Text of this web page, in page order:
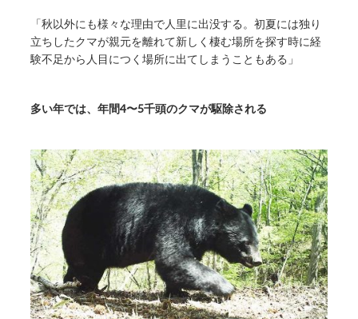
「秋以外にも様々な理由で人里に出没する。初夏には独り
立ちしたクマが親元を離れて新しく棲む場所を探す時に経
験不足から人目につく場所に出てしまうこともある」
多い年では、年間4〜5千頭のクマが駆除される